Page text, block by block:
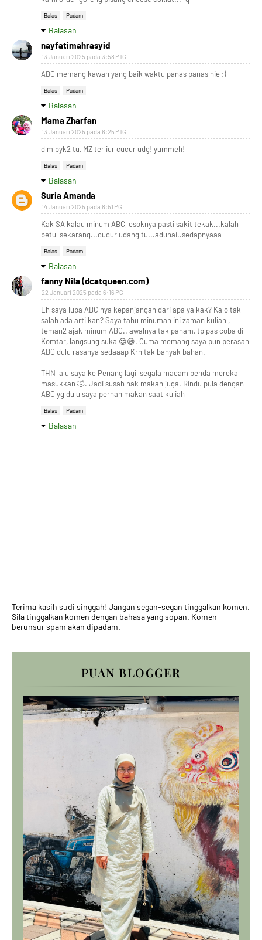
Balas Padam
Balasan
nayfatimahrasyid
13 Januari 2025 pada 3:58 PTG
ABC memang kawan yang baik waktu panas panas nie ;)
Balas Padam
Balasan
Mama Zharfan
13 Januari 2025 pada 6:25 PTG
dlm byk2 tu, MZ terliur cucur udg! yummeh!
Balas Padam
Balasan
Suria Amanda
14 Januari 2025 pada 8:51 PG
Kak SA kalau minum ABC, esoknya pasti sakit tekak...kalah
betul sekarang...cucur udang tu...aduhai..sedapnyaaa
Balas Padam
Balasan
fanny Nila (dcatqueen.com)
22 Januari 2025 pada 6:16 PG
Eh saya lupa ABC nya kepanjangan dari apa ya kak? Kalo tak
salah ada arti kan? Saya tahu minuman ini zaman kuliah ,
teman2 ajak minum ABC.. awalnya tak paham, tp pas coba di
Komtar, langsung suka 😍😄. Cuma memang saya pun perasan
ABC dulu rasanya sedaaap Krn tak banyak bahan.
THN lalu saya ke Penang lagi, segala macam benda mereka
masukkan 🤣. Jadi susah nak makan juga. Rindu pula dengan
ABC yg dulu saya pernah makan saat kuliah
Balas Padam
Balasan
Terima kasih sudi singgah! Jangan segan-segan tinggalkan komen.
Sila tinggalkan komen dengan bahasa yang sopan. Komen
berunsur spam akan dipadam.
PUAN BLOGGER